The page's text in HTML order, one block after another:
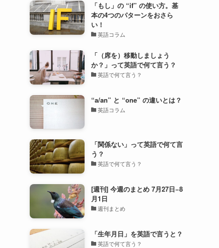
「もし」の “if” の使い方。基
本の4つのパターンをおさら
い！
英語コラム
「（席を）移動しましょう
か？」って英語で何て言う？
英語で何て言う？
“a/an” と “one” の違いとは？
英語コラム
「関係ない」って英語で何て言
う？
英語で何て言う？
[週刊] 今週のまとめ 7月27日−8
月1日
週刊まとめ
「生年月日」を英語で言うと？
英語で何て言う？